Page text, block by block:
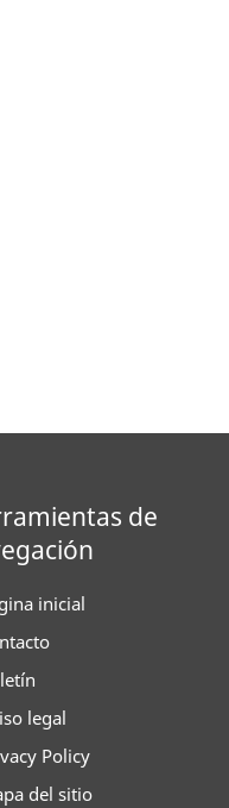
de
inicial
legal
Policy
del sitio